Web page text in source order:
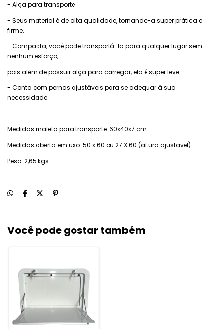
- Alça para transporte
- Seus material é de alta qualidade, tornando-a super prática e
firme.
- Compacta, você pode transportá-la para qualquer lugar sem
nenhum esforço,
pois além de possuir alça para carregar, ela é super leve.
- Conta com pernas ajustáveis para se adequar à sua
necessidade.
Medidas maleta para transporte: 60x40x7 cm
Medidas aberta em uso: 50 x 60 ou 27 X 60 (altura ajustavel)
Peso: 2,65 kgs
Você pode gostar também